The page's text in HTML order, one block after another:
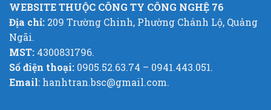
WEBSITE THUỘC CÔNG TY CÔNG NGHỆ 76
Địa chỉ: 209 Trường Chinh, Phường Chánh Lộ, Quảng
Ngãi.
MST: 4300831796.
Số điện thoại: 0905.52.63.74 – 0941.443.051.
Email: hanhtran.bsc@gmail.com.